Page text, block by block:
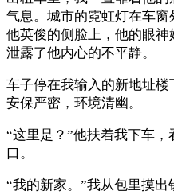
气息。城市的霓虹灯在车
他英俊的侧脸上，他的眼
泄露了他内心的不平静。
车子停在我输入的新地址楼
安保严密，环境清幽。
“这里是？”他扶着我下车
口。
“我的新家。”我从包里摸